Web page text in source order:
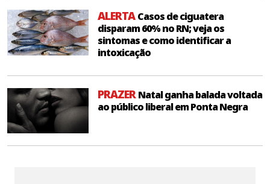
ALERTACasos de ciguatera
disparam 60% no RN; veja os
sintomas e como identificar a
intoxicação
PRAZERNatal ganha balada voltada
ao público liberal em Ponta Negra